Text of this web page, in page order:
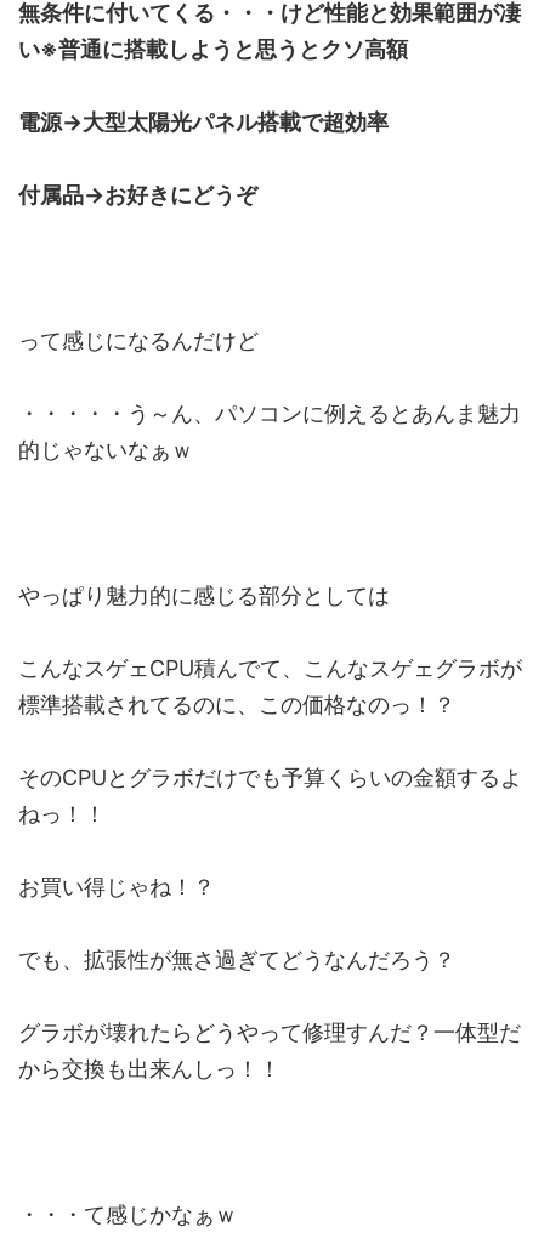
無条件に付いてくる・・・けど性能と効果範囲が凄
い※普通に搭載しようと思うとクソ高額
電源→大型太陽光パネル搭載で超効率
付属品→お好きにどうぞ
って感じになるんだけど
・・・・・う～ん、パソコンに例えるとあんま魅力
的じゃないなぁｗ
やっぱり魅力的に感じる部分としては
こんなスゲェCPU積んでて、こんなスゲェグラボが
標準搭載されてるのに、この価格なのっ！？
そのCPUとグラボだけでも予算くらいの金額するよ
ねっ！！
お買い得じゃね！？
でも、拡張性が無さ過ぎてどうなんだろう？
グラボが壊れたらどうやって修理すんだ？一体型だ
から交換も出来んしっ！！
・・・て感じかなぁｗ